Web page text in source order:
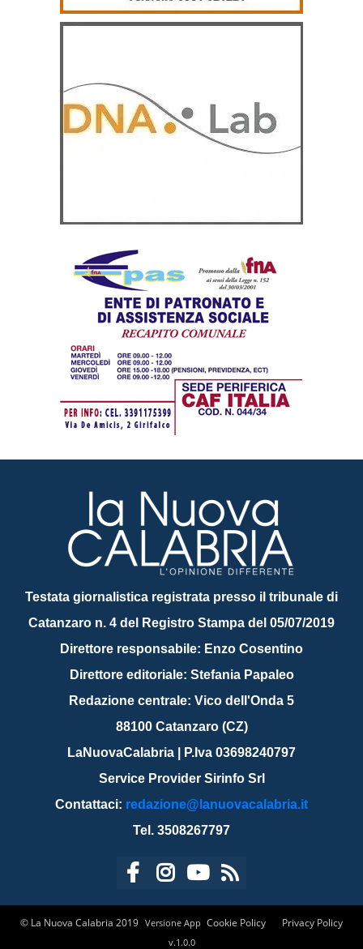
Testata giornalistica registrata presso il tribunale di
Catanzaro n. 4 del Registro Stampa del 05/07/2019
Direttore responsabile: Enzo Cosentino
Direttore editoriale: Stefania Papaleo
Redazione centrale: Vico dell'Onda 5
88100 Catanzaro (CZ)
LaNuovaCalabria | P.Iva 03698240797
Service Provider Sirinfo Srl
Contattaci: redazione@lanuovacalabria.it
Tel. 3508267797
© La Nuova Calabria 2019 Cookie Policy Privacy Policy
Versione App
v.1.0.0